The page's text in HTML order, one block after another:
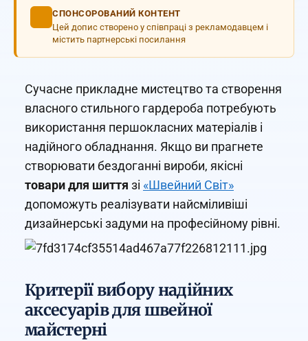
СПОНСОРОВАНИЙ КОНТЕНТ
Цей допис створено у співпраці з рекламодавцем і
містить партнерські посилання
Сучасне прикладне мистецтво та створення
власного стильного гардероба потребують
використання першокласних матеріалів і
надійного обладнання. Якщо ви прагнете
створювати бездоганні вироби, якісні
товари для шиття зі «Швейний Світ»
допоможуть реалізувати найсміливіші
дизайнерські задуми на професійному рівні.
Критерії вибору надійних
аксесуарів для швейної
майстерні